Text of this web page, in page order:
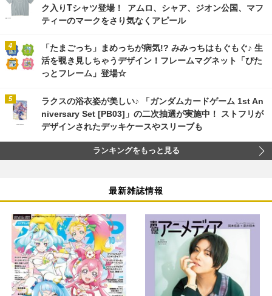
ク入りTシャツ登場！ アムロ、シャア、ジオン公国、マフ
ティーのマークをさり気なくアピール
「たまごっち」まめっちが病気!? みみっちはもぐもぐ♪ 生
活を覗き見しちゃうデザイン！フレームマグネット「ぴた
っとフレーム」登場☆
ラクスの浴衣姿が美しい♪ 「ガンダムカードゲーム 1st An
niversary Set [PB03]」の二次抽選が実施中！ ストフリが
デザインされたデッキケースやスリーブも
ランキングをもっと見る
最新雑誌情報